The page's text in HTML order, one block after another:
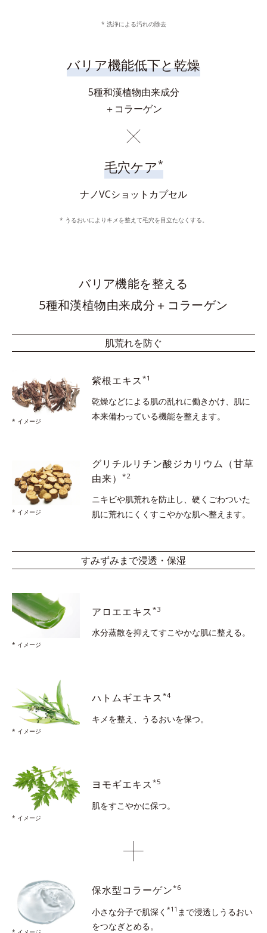
* 洗浄による汚れの除去
バリア機能低下と乾燥
5種和漢植物由来成分
＋コラーゲン
毛穴ケア*
ナノVCショットカプセル
* うるおいによりキメを整えて毛穴を目立たなくする。
バリア機能を整える
5種和漢植物由来成分＋コラーゲン
肌荒れを防ぐ
* イメージ
紫根エキス *1
乾燥などによる肌の乱れに働きかけ、 肌に
本来備わっている機能を整えます。
* イメージ
グリチルリチン酸ジカリウム （甘草
由来）*2
ニキビや肌荒れを防止し、硬くごわついた
肌に荒れにくくすこやかな肌へ整えます。
すみずみまで浸透・保湿
* イメージ
アロエエキス *3
水分蒸散を抑えてすこやかな肌に整える。
* イメージ
ハトムギエキス *4
キメを整え、うるおいを保つ。
* イメージ
ヨモギエキス *5
肌をすこやかに保つ。
保水型コラーゲン*6
小さな分子で肌深く*11 まで浸透し うるおい
をつなぎとめる。